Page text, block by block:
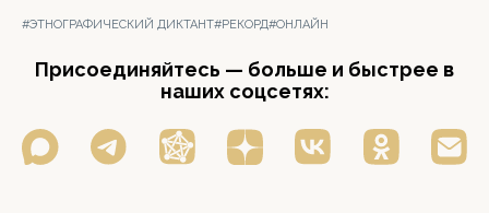
#ЭТНОГРАФИЧЕСКИЙ ДИКТАНТ#РЕКОРД#ОНЛАЙН
Присоединяйтесь — больше и быстрее в
наших соцсетях: